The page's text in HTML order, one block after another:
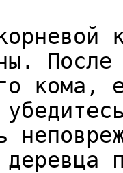
кома,
деревца